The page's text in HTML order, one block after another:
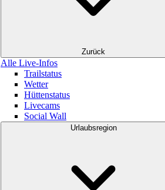
Zurück
Alle Live-Infos
Trailstatus
Wetter
Hüttenstatus
Livecams
Social Wall
Urlaubsregion